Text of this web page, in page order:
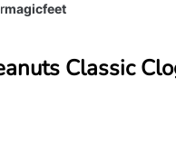
magicfeet
Classic